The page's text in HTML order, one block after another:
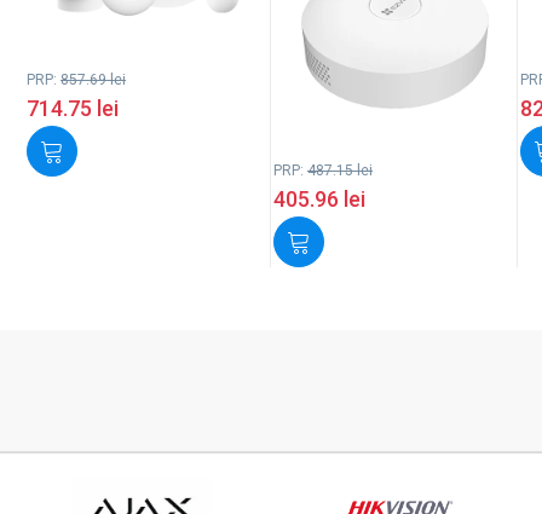
PRP: 857.69lei
714.75 lei
PRP: 487.15lei
405.96 lei